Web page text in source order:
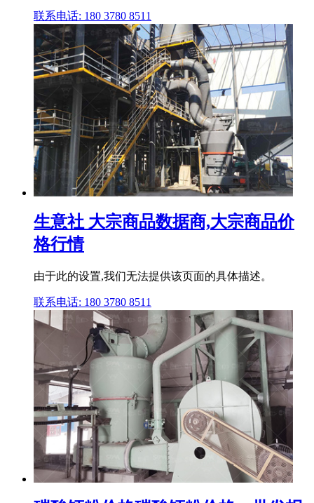
联系电话: 180 3780 8511
生意社 大宗商品数据商,大宗商品价
格行情
由于此的设置,我们无法提供该页面的具体描述。
联系电话: 180 3780 8511